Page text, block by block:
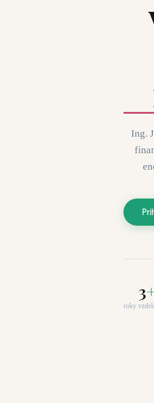
Ing.
3
roky